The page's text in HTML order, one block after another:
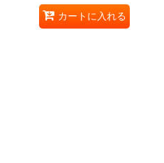
カートに入れる